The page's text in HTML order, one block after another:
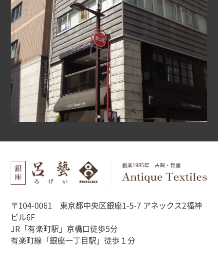
〒104-0061 東京都中央区銀座1-5-7 アネックス2福神
ビル6F
JR「有楽町駅」京橋口徒歩5分
有楽町線「銀座一丁目駅」徒歩１分